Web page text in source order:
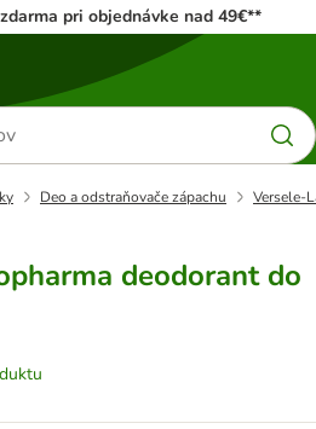
pri objednávke nad 49€**
Deo a odstraňovače zápachu Versele-
deodorant do